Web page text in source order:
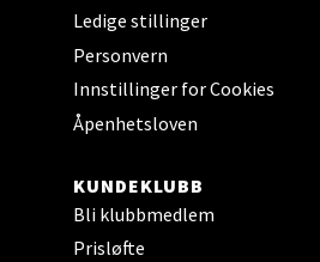
Ledige stillinger
Personvern
Innstillinger for Cookies
Åpenhetsloven
KUNDEKLUBB
Bli klubbmedlem
Prisløfte
Stord